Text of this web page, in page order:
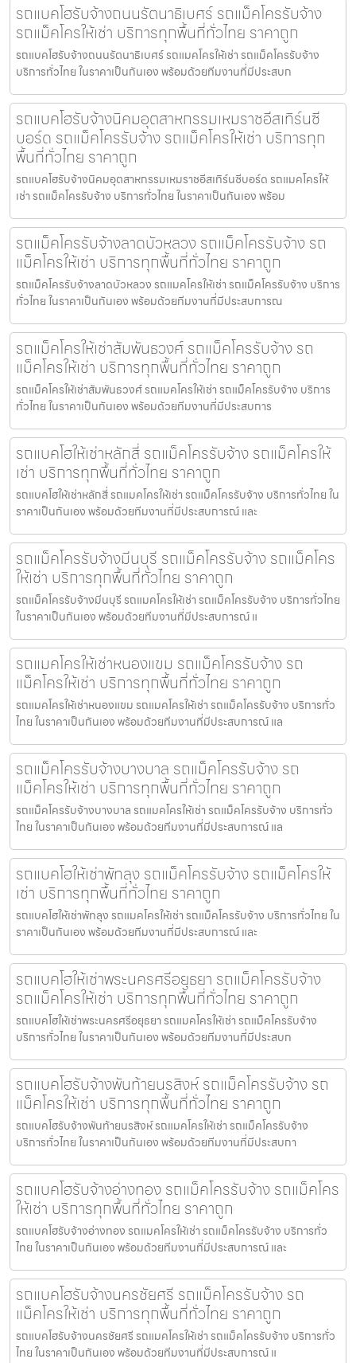
รถแบคโฮรับจ้างถนนรัตนาธิเบศร์ รถแม็คโครรับจ้าง
รถแม็คโครให้เช่า บริการทุกพื้นที่ทั่วไทย ราคาถูก
รถแบคโฮรับจ้างถนนรัตนาธิเบศร์ รถแมคโครให้เช่า รถแม็คโครรับจ้าง
บริการทั่วไทย ในราคาเป็นกันเอง พร้อมด้วยทีมงานที่มีประสบก
รถแบคโฮรับจ้างนิคมอุตสาหกรรมเหมราชอีสเทิร์นซี
บอร์ด รถแม็คโครรับจ้าง รถแม็คโครให้เช่า บริการทุก
พื้นที่ทั่วไทย ราคาถูก
รถแบคโฮรับจ้างนิคมอุตสาหกรรมเหมราชอีสเทิร์นซีบอร์ด รถแมคโครให้
เช่า รถแม็คโครรับจ้าง บริการทั่วไทย ในราคาเป็นกันเอง พร้อม
รถแม็คโครรับจ้างลาดบัวหลวง รถแม็คโครรับจ้าง รถ
แม็คโครให้เช่า บริการทุกพื้นที่ทั่วไทย ราคาถูก
รถแม็คโครรับจ้างลาดบัวหลวง รถแมคโครให้เช่า รถแม็คโครรับจ้าง บริการ
ทั่วไทย ในราคาเป็นกันเอง พร้อมด้วยทีมงานที่มีประสบการณ
รถแม็คโครให้เช่าสัมพันธวงศ์ รถแม็คโครรับจ้าง รถ
แม็คโครให้เช่า บริการทุกพื้นที่ทั่วไทย ราคาถูก
รถแม็คโครให้เช่าสัมพันธวงศ์ รถแมคโครให้เช่า รถแม็คโครรับจ้าง บริการ
ทั่วไทย ในราคาเป็นกันเอง พร้อมด้วยทีมงานที่มีประสบการ
รถแบคโฮให้เช่าหลักสี่ รถแม็คโครรับจ้าง รถแม็คโครให้
เช่า บริการทุกพื้นที่ทั่วไทย ราคาถูก
รถแบคโฮให้เช่าหลักสี่ รถแมคโครให้เช่า รถแม็คโครรับจ้าง บริการทั่วไทย ใน
ราคาเป็นกันเอง พร้อมด้วยทีมงานที่มีประสบการณ์ และ
รถแม็คโครรับจ้างมีนบุรี รถแม็คโครรับจ้าง รถแม็คโคร
ให้เช่า บริการทุกพื้นที่ทั่วไทย ราคาถูก
รถแม็คโครรับจ้างมีนบุรี รถแมคโครให้เช่า รถแม็คโครรับจ้าง บริการทั่วไทย
ในราคาเป็นกันเอง พร้อมด้วยทีมงานที่มีประสบการณ์ แ
รถแมคโครให้เช่าหนองแขม รถแม็คโครรับจ้าง รถ
แม็คโครให้เช่า บริการทุกพื้นที่ทั่วไทย ราคาถูก
รถแมคโครให้เช่าหนองแขม รถแมคโครให้เช่า รถแม็คโครรับจ้าง บริการทั่ว
ไทย ในราคาเป็นกันเอง พร้อมด้วยทีมงานที่มีประสบการณ์ แล
รถแม็คโครรับจ้างบางบาล รถแม็คโครรับจ้าง รถ
แม็คโครให้เช่า บริการทุกพื้นที่ทั่วไทย ราคาถูก
รถแม็คโครรับจ้างบางบาล รถแมคโครให้เช่า รถแม็คโครรับจ้าง บริการทั่ว
ไทย ในราคาเป็นกันเอง พร้อมด้วยทีมงานที่มีประสบการณ์ แล
รถแบคโฮให้เช่าพัทลุง รถแม็คโครรับจ้าง รถแม็คโครให้
เช่า บริการทุกพื้นที่ทั่วไทย ราคาถูก
รถแบคโฮให้เช่าพัทลุง รถแมคโครให้เช่า รถแม็คโครรับจ้าง บริการทั่วไทย ใน
ราคาเป็นกันเอง พร้อมด้วยทีมงานที่มีประสบการณ์ และ
รถแบคโฮให้เช่าพระนครศรีอยุธยา รถแม็คโครรับจ้าง
รถแม็คโครให้เช่า บริการทุกพื้นที่ทั่วไทย ราคาถูก
รถแบคโฮให้เช่าพระนครศรีอยุธยา รถแมคโครให้เช่า รถแม็คโครรับจ้าง
บริการทั่วไทย ในราคาเป็นกันเอง พร้อมด้วยทีมงานที่มีประสบก
รถแบคโฮรับจ้างพันท้ายนรสิงห์ รถแม็คโครรับจ้าง รถ
แม็คโครให้เช่า บริการทุกพื้นที่ทั่วไทย ราคาถูก
รถแบคโฮรับจ้างพันท้ายนรสิงห์ รถแมคโครให้เช่า รถแม็คโครรับจ้าง
บริการทั่วไทย ในราคาเป็นกันเอง พร้อมด้วยทีมงานที่มีประสบกา
รถแบคโฮรับจ้างอ่างทอง รถแม็คโครรับจ้าง รถแม็คโคร
ให้เช่า บริการทุกพื้นที่ทั่วไทย ราคาถูก
รถแบคโฮรับจ้างอ่างทอง รถแมคโครให้เช่า รถแม็คโครรับจ้าง บริการทั่ว
ไทย ในราคาเป็นกันเอง พร้อมด้วยทีมงานที่มีประสบการณ์ และ
รถแบคโฮรับจ้างนครชัยศรี รถแม็คโครรับจ้าง รถ
แม็คโครให้เช่า บริการทุกพื้นที่ทั่วไทย ราคาถูก
รถแบคโฮรับจ้างนครชัยศรี รถแมคโครให้เช่า รถแม็คโครรับจ้าง บริการทั่ว
ไทย ในราคาเป็นกันเอง พร้อมด้วยทีมงานที่มีประสบการณ์ แ